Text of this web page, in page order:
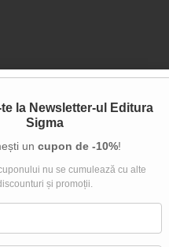
2, București
la Newsletter-ul Editura
Sigma
un cupon de -10%!
nu se cumulează cu alte
și promoții.